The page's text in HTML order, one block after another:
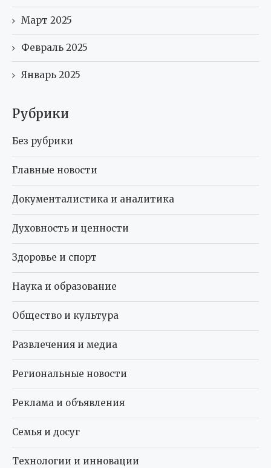
Март 2025
Февраль 2025
Январь 2025
Рубрики
Без рубрики
Главные новости
Документалистика и аналитика
Духовность и ценности
Здоровье и спорт
Наука и образование
Общество и культура
Развлечения и медиа
Региональные новости
Реклама и объявления
Семья и досуг
Технологии и инновации